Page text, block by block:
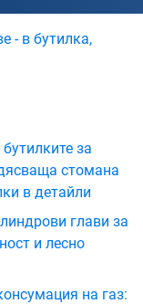
- в бутилка,
за
стомана
в детайли
глави за
и лесно
на газ: